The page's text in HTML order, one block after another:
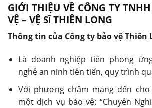
GIỚI THIỆU VỀ CÔNG TY
VỆ – VỆ SĨ THIÊN LONG
Thông tin của Công ty bảo vệ Thiên
Là doanh nghiệp tiên phong
nghệ an ninh tiên tiến, quy trình
Với phương châm mang đến
một dịch vụ bảo vệ: “Chuyên